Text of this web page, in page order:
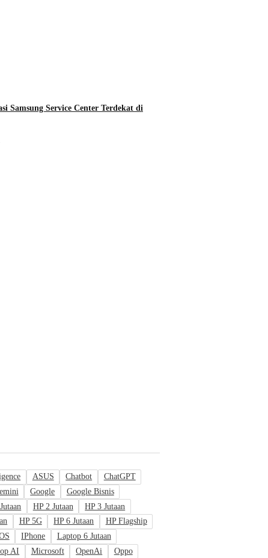
Samsung Service Center Terdekat di
ASUS Chatbot
ChatGPT
Google
Google Bisnis
HP 2 Jutaan
HP 3 Jutaan
HP 5G HP 6 Jutaan
HP Flagship
IPhone
Laptop 6 Jutaan
AI Microsoft OpenAi Oppo